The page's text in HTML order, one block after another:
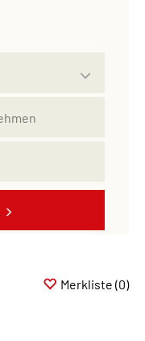
Merkliste (0)